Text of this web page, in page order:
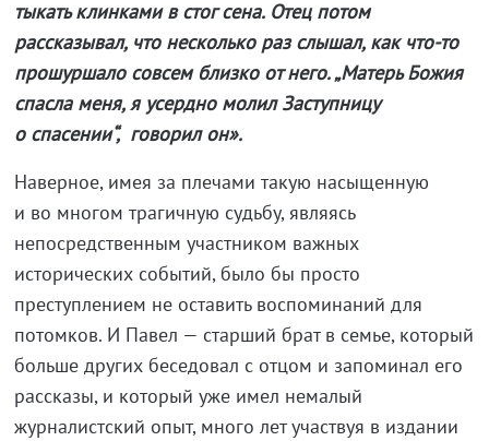
тыкать клинками в стог сена. Отец потом
рассказывал, что несколько раз слышал, как что-то
прошуршало совсем близко от него. „Матерь Божия
спасла меня, я усердно молил Заступницу
о спасении“, ­ говорил он».
Наверное, имея за плечами такую насыщенную
и во многом трагичную судьбу, являясь
непосредственным участником важных
исторических событий, было бы просто
преступлением не оставить воспоминаний для
потомков. И Павел — старший брат в семье, который
больше других беседовал с отцом и запоминал его
рассказы, и который уже имел немалый
журналистский опыт, много лет участвуя в издании